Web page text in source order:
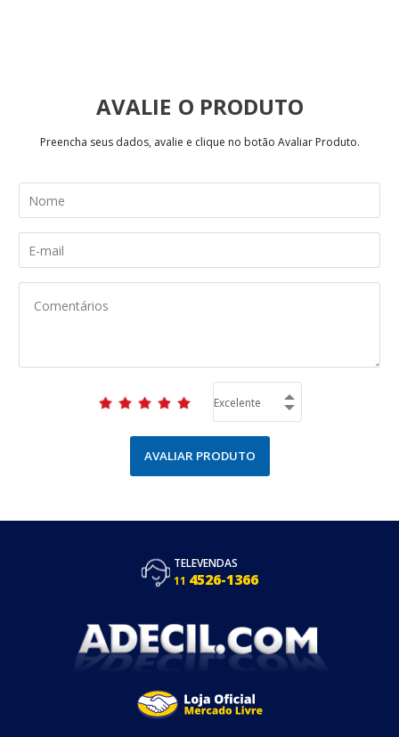
AVALIE
Preencha seus dados, avalie e clique no botão Avaliar Produto.
AVALIAR PRODUTO
TELEVENDAS
11 4526-1366